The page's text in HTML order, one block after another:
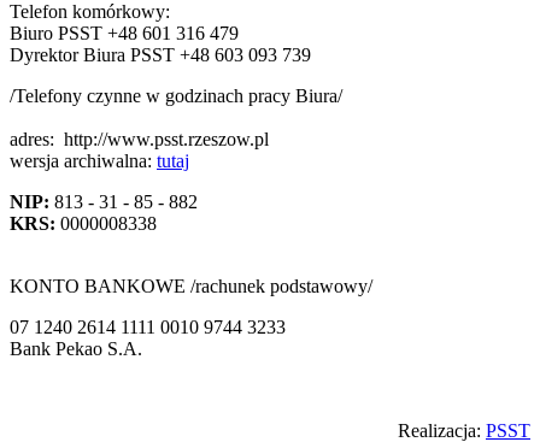
Telefon komórkowy:
Biuro PSST +48 601 316 479
Dyrektor Biura PSST +48 603 093 739
/Telefony czynne w godzinach pracy Biura/
adres: http://www.psst.rzeszow.pl
wersja archiwalna: tutaj
NIP: 813 - 31 - 85 - 882
KRS: 0000008338
KONTO BANKOWE /rachunek podstawowy/
07 1240 2614 1111 0010 9744 3233
Bank Pekao S.A.
Realizacja: PSST